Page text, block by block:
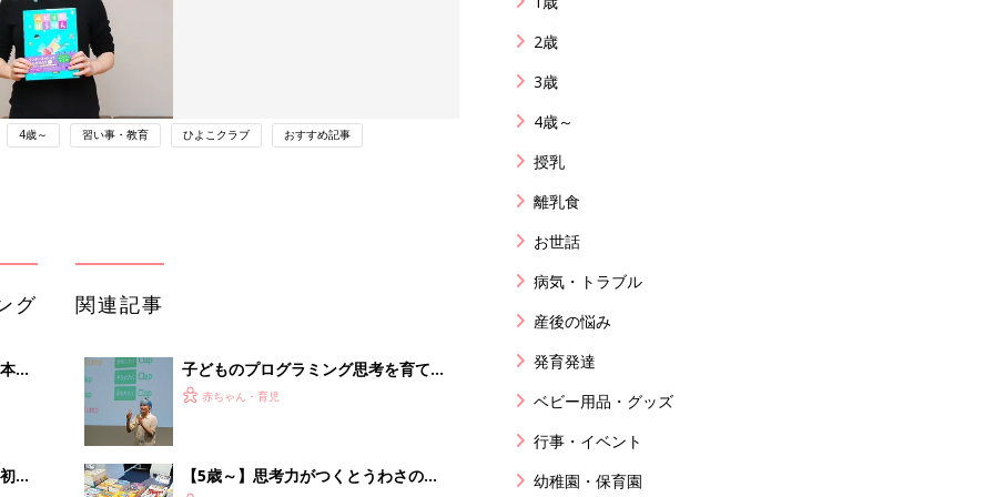
4歳～ 習い事・教育 ひよこクラブ おすすめ記事
グ
め
関連記事
子どものプログラミング思考を育て
る！親のかかわり方とは？
赤ちゃん・育児
【5歳～】思考力がつくとうわさの絵
2歳
3歳
4歳～
授乳
離乳食
お世話
病気・トラブル
産後の悩み
発育発達
ベビー用品・グッズ
行事・イベント
幼稚園・保育園